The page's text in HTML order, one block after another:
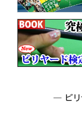
― ビリ